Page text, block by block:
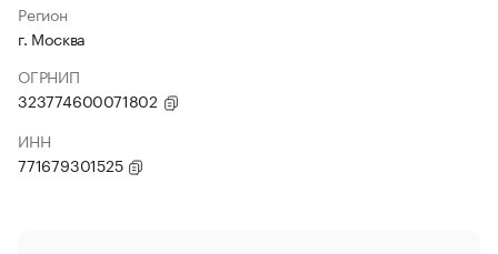
Регион
г. Москва
ОГРНИП
323774600071802
ИНН
771679301525